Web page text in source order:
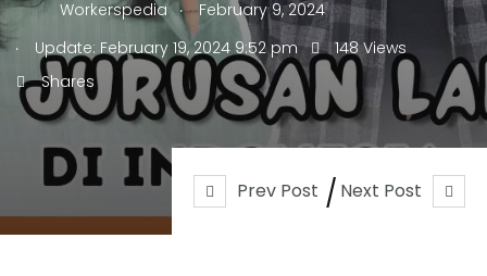
Prev Post Next Post
Workerspedia .
February 9, 2024
.
Update: February 19, 2024 9:52 pm
148 Views
Shares